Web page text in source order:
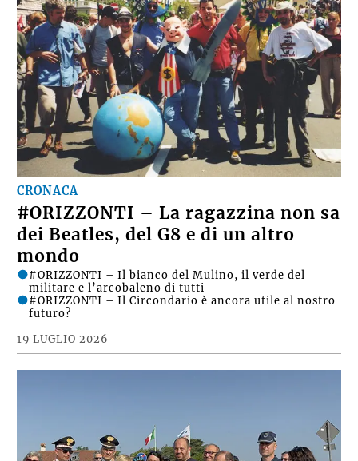
CRONACA
#ORIZZONTI – La ragazzina non sa
dei Beatles, del G8 e di un altro
mondo
19 LUGLIO 2026
#ORIZZONTI – Il bianco del Mulino, il verde del
militare e l’arcobaleno di tutti
futuro?